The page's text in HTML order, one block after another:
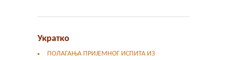
Укратко
ПОЛАГАЊА ПРИЈЕМНОГ ИСПИТА ИЗ